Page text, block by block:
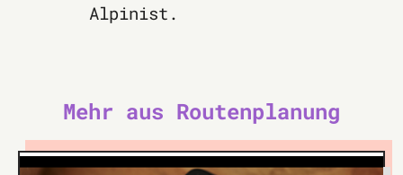
Alpinist.
Mehr aus Routenplanung